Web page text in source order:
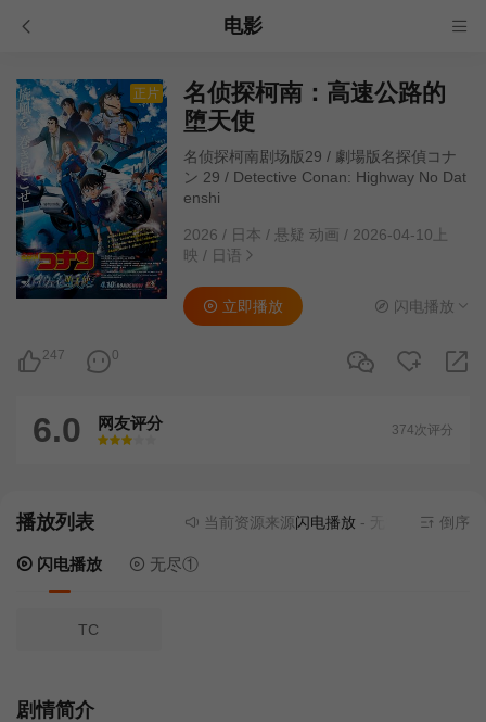
电影
正片
名侦探柯南：高速公路的
堕天使
名侦探柯南剧场版29 / 劇場版名探偵コナ
ン 29 / Detective Conan: Highway No Dat
enshi
2026 / 日本 / 悬疑 动画 / 2026-04-10上
映 / 日语
247 0
立即播放 闪电播放
6.0 网友评分
很差
较差还行推荐力荐
374次评分
播放列表 当前资源来源闪电播放- 无需安装任何插件
倒序
闪电播放 无尽①
TC
剧情简介